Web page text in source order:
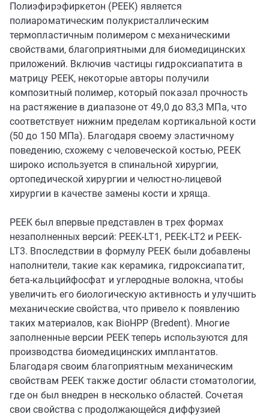
Полиэфирэфиркетон (PEEK) является
полиароматическим полукристаллическим
термопластичным полимером с механическими
свойствами, благоприятными для биомедицинских
приложений. Включив частицы гидроксиапатита в
матрицу PEEK, некоторые авторы получили
композитный полимер, который показал прочность
на растяжение в диапазоне от 49,0 до 83,3 МПа, что
соответствует нижним пределам кортикальной кости
(50 до 150 МПа). Благодаря своему эластичному
поведению, схожему с человеческой костью, PEEK
широко используется в спинальной хирургии,
ортопедической хирургии и челюстно-лицевой
хирургии в качестве замены кости и хряща.
PEEK был впервые представлен в трех формах
незаполненных версий: PEEK-LT1, PEEK-LT2 и PEEK-
LT3. Впоследствии в формулу PEEK были добавлены
наполнители, такие как керамика, гидроксиапатит,
бета-кальцийфосфат и углеродные волокна, чтобы
увеличить его биологическую активность и улучшить
механические свойства, что привело к появлению
таких материалов, как BioHPP (Bredent). Многие
заполненные версии PEEK теперь используются для
производства биомедицинских имплантатов.
Благодаря своим благоприятным механическим
свойствам PEEK также достиг области стоматологии,
где он был внедрен в несколько областей. Сочетая
свои свойства с продолжающейся диффузией